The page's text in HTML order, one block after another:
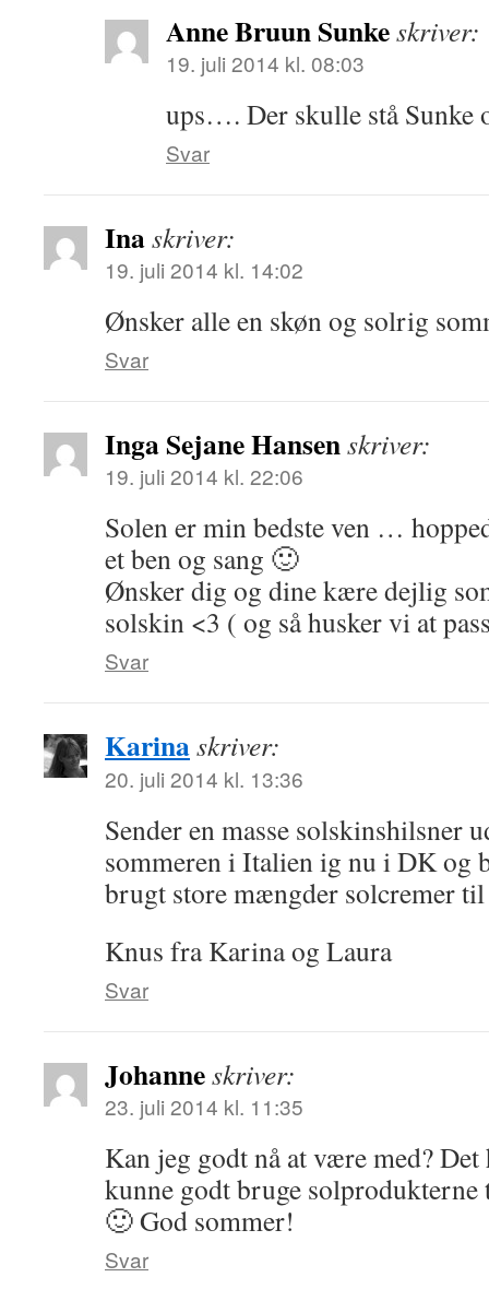
Anne Bruun Sunkeskriver:
19. juli 2014 kl. 08:03
ups…. Der skulle stå Sunke
Svar
Inaskriver:
19. juli 2014 kl. 14:02
Ønsker alle en skøn og solrig
Svar
Inga Sejane Hansenskriver:
19. juli 2014 kl. 22:06
Solen er min bedste ven …
et ben og sang 🙂
Ønsker dig og dine kære dejlig
solskin <3 ( og så husker vi at
Svar
Karinaskriver:
20. juli 2014 kl. 13:36
Sender en masse solskinshilsner
sommeren i Italien ig nu i DK og
brugt store mængder solcremer
Knus fra Karina og Laura
Svar
Johanneskriver:
23. juli 2014 kl. 11:35
Kan jeg godt nå at være med?
kunne godt bruge solprodukterne
🙂 God sommer!
Svar